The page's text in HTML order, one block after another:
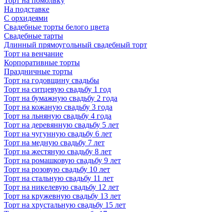
На подставке
С орхидеями
Свадебные торты белого цвета
Свадебные тарты
Длинный прямоугольный свадебный торт
Торт на венчание
Корпоративные торты
Праздничные торты
Торт на годовщину свадьбы
Торт на ситцевую свадьбу 1 год
Торт на бумажную свадьбу 2 года
Торт на кожаную свадьбу 3 года
Торт на льняную свадьбу 4 года
Торт на деревянную свадьбу 5 лет
Торт на чугунную свадьбу 6 лет
Торт на медную свадьбу 7 лет
Торт на жестяную свадьбу 8 лет
Торт на ромашковую свадьбу 9 лет
Торт на розовую свадьбу 10 лет
Торт на стальную свадьбу 11 лет
Торт на никелевую свадьбу 12 лет
Торт на кружевную свадьбу 13 лет
Торт на хрустальную свадьбу 15 лет